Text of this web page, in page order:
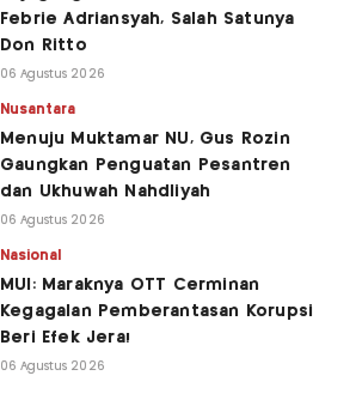
Febrie Adriansyah, Salah Satunya
Don Ritto
06 Agustus 2026
Nusantara
Menuju Muktamar NU, Gus Rozin
Gaungkan Penguatan Pesantren
dan Ukhuwah Nahdliyah
06 Agustus 2026
Nasional
MUI: Maraknya OTT Cerminan
Kegagalan Pemberantasan Korupsi
Beri Efek Jera!
06 Agustus 2026